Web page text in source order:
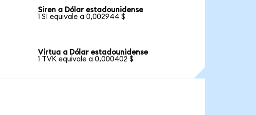
Siren a Dólar estadounidense
1 SI equivale a 0,002944 $
Virtua a Dólar estadounidense
1 TVK equivale a 0,000402 $